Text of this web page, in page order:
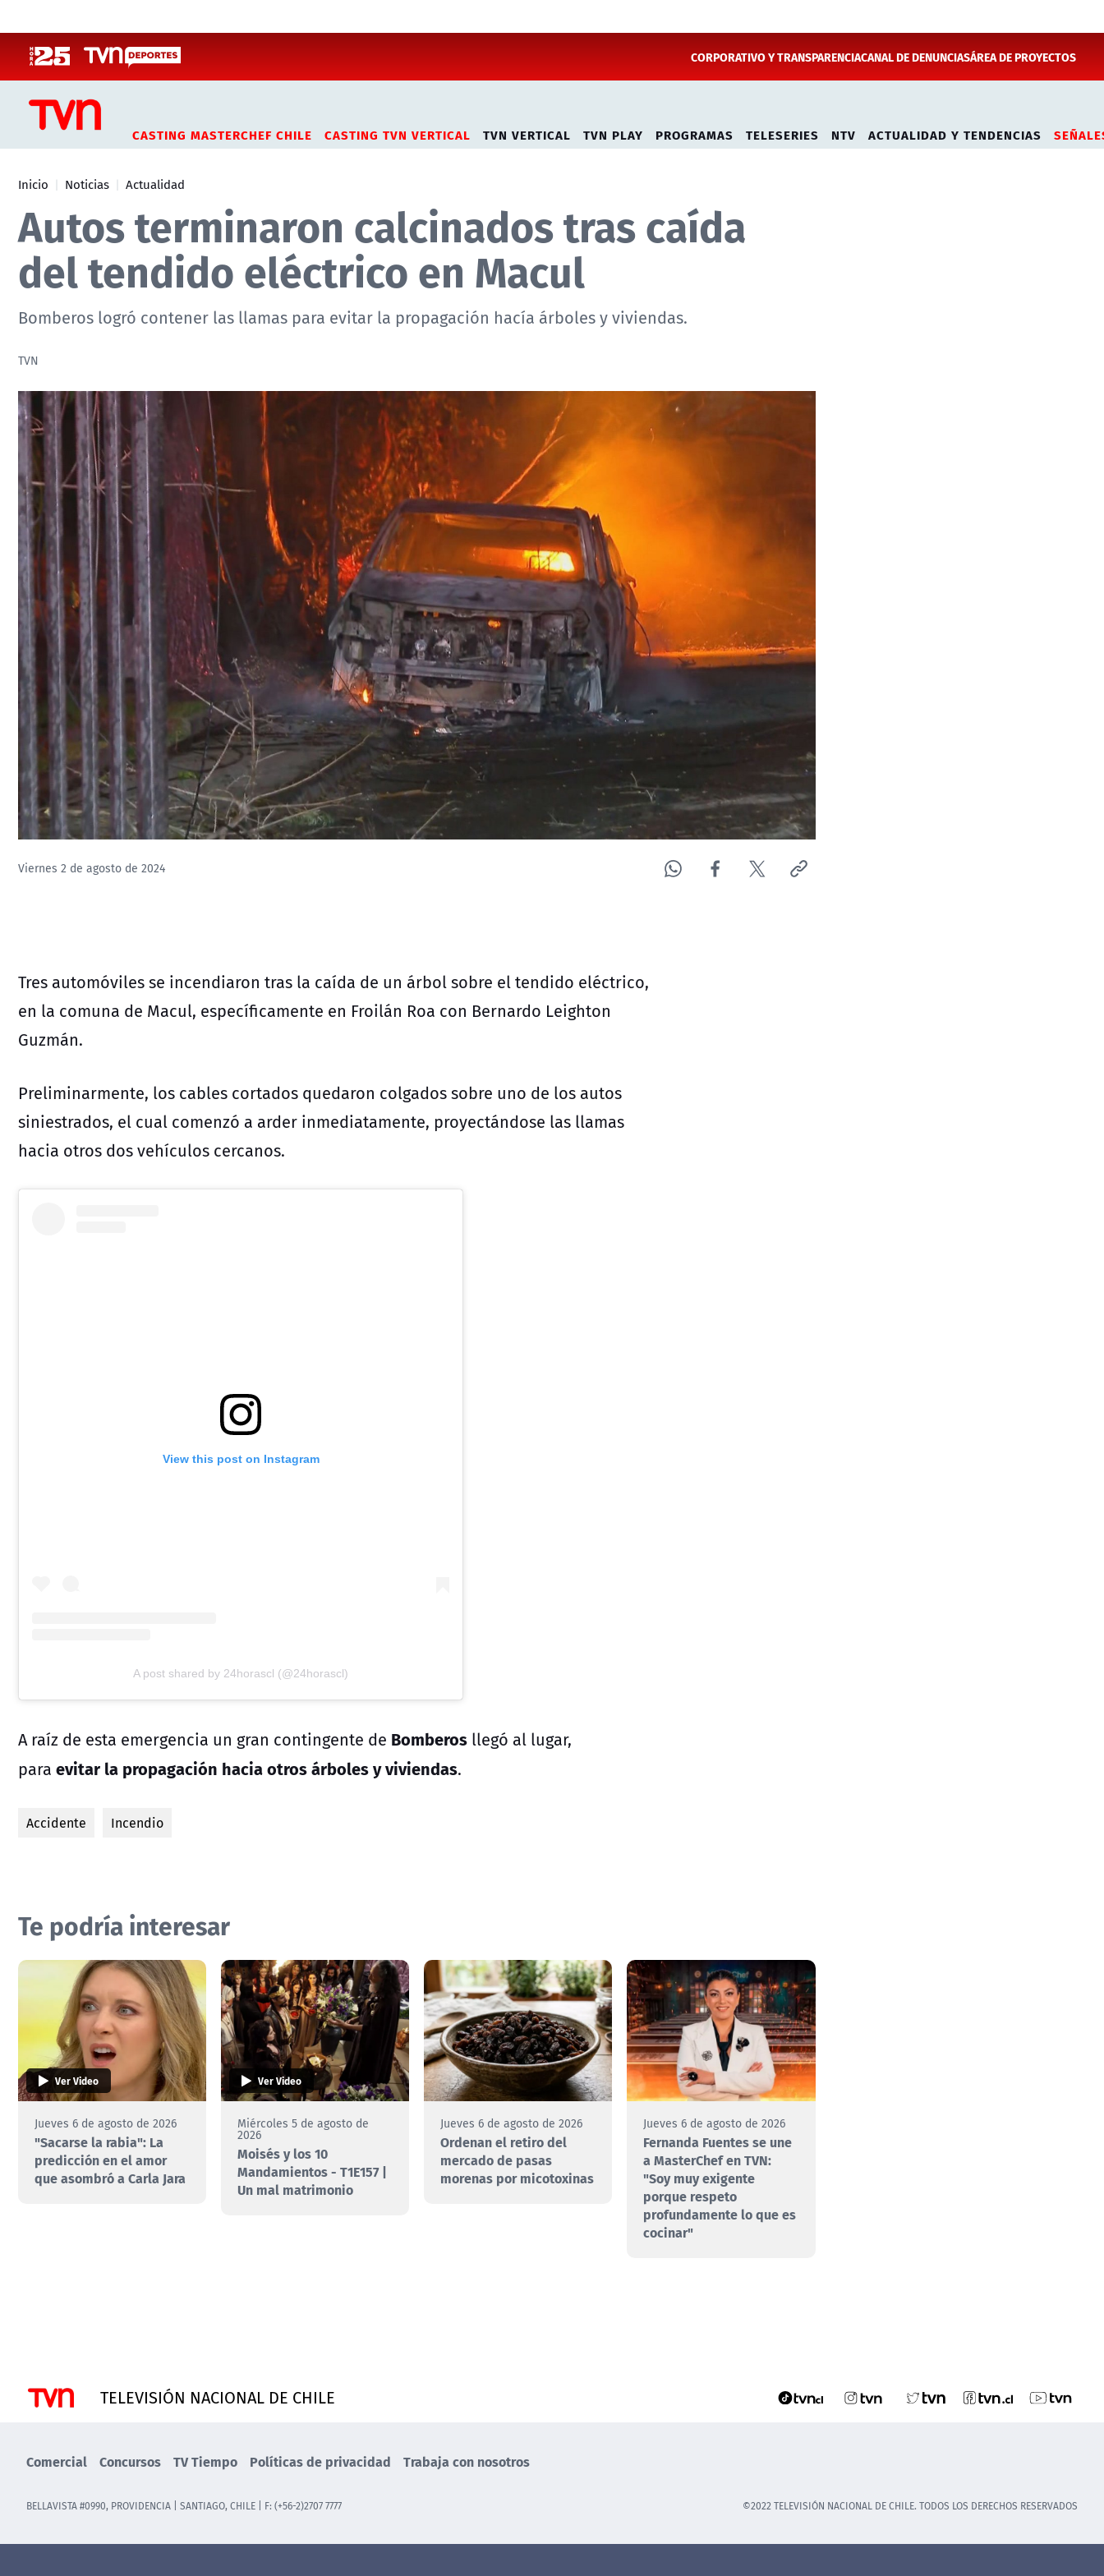
CORPORATIVO Y TRANSPARENCIACANAL DE DENUNCIASÁREA DE PROYECTOS
CASTING MASTERCHEF CHILE CASTING TVN VERTICAL TVN VERTICAL TVN PLAY PROGRAMAS TELESERIES NTV ACTUALIDAD Y TENDENCIAS
Inicio Noticias Actualidad
Autos terminaron calcinados tras caída
del tendido eléctrico en Macul
Bomberos logró contener las llamas para evitar la propagación hacía árboles y viviendas.
TVN
Viernes 2 de agosto de 2024
Tres automóviles se incendiaron tras la caída de un árbol sobre el tendido eléctrico,
en la comuna de Macul, específicamente en Froilán Roa con Bernardo Leighton
Guzmán.
Preliminarmente, los cables cortados quedaron colgados sobre uno de los autos
siniestrados, el cual comenzó a arder inmediatamente, proyectándose las llamas
hacia otros dos vehículos cercanos.
View this post on Instagram
A post shared by 24horascl (@24horascl)
A raíz de esta emergencia un gran contingente de Bomberos llegó al lugar,
para evitar la propagación hacia otros árboles y viviendas.
Accidente Incendio
Te podría interesar
Ver Video
Jueves 6 de agosto de 2026
"Sacarse la rabia": La
predicción en el amor
que asombró a Carla Jara
Ver Video
Miércoles 5 de agosto de
2026
Moisés y los 10
Mandamientos - T1E157 |
Un mal matrimonio
Jueves 6 de agosto de 2026
Ordenan el retiro del
mercado de pasas
morenas por micotoxinas
Jueves 6 de agosto de 2026
Fernanda Fuentes se une
a MasterChef en TVN:
"Soy muy exigente
porque respeto
profundamente lo que es
cocinar"
TELEVISIÓN NACIONAL DE CHILE
Comercial Concursos TV Tiempo Políticas de privacidad Trabaja con nosotros
BELLAVISTA #0990, PROVIDENCIA | SANTIAGO, CHILE | F: (+56-2)2707 7777 ©2022 TELEVISIÓN NACIONAL DE CHILE. TODOS LOS DERECHOS RESERVADOS